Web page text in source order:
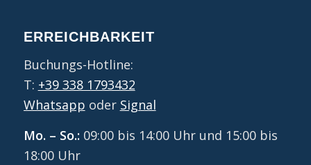
ERREICHBARKEIT
Buchungs-Hotline:
T: +39 338 1793432
Whatsapp oder Signal
Mo. – So.: 09:00 bis 14:00 Uhr und 15:00 bis
18:00 Uhr